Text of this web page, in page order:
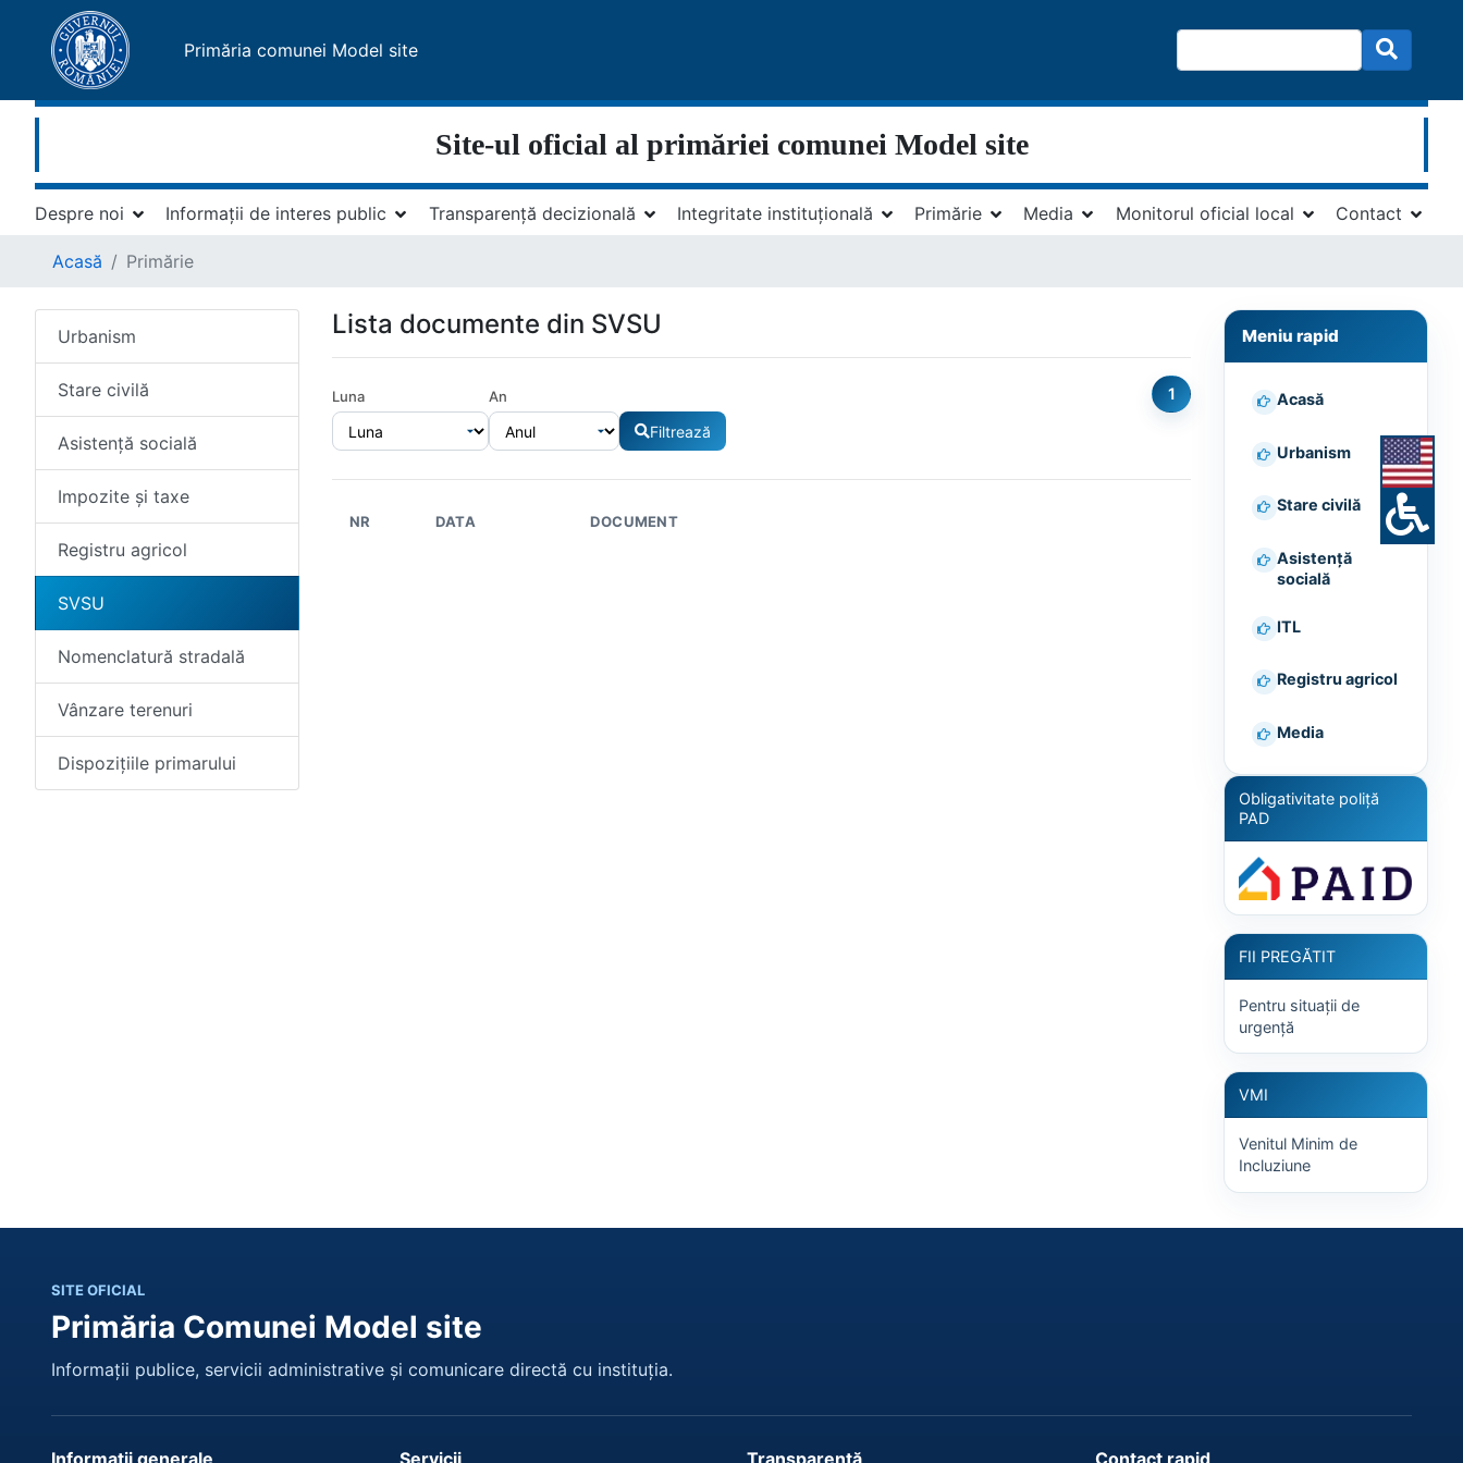
Primăria comunei Model site
Site-ul oficial al primăriei comunei Model site
Despre noi Informații de interes public Transparență decizională Integritate instituțională Primărie Media Monitorul oficial local Contact
Acasă Primărie
Urbanism
Stare civilă
Asistență socială
Impozite și taxe
Registru agricol
SVSU
Nomenclatură stradală
Vânzare terenuri
Dispozițiile primarului
Lista documente din SVSU
Luna An
Filtrează
1
NR DATA DOCUMENT
Meniu rapid
Acasă
Urbanism
Stare civilă
Asistență
socială
ITL
Registru agricol
Media
Obligativitate poliță
PAD
FII PREGĂTIT
Pentru situații de
urgență
VMI
Venitul Minim de
Incluziune
SITE OFICIAL
Primăria Comunei Model site
Informații publice, servicii administrative și comunicare directă cu instituția.
Informații generale Servicii Transparență Contact rapid